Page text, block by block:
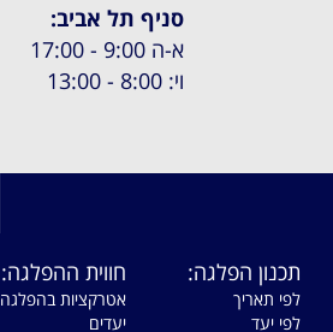
סניף תל אביב:
א-ה 9:00 - 17:00
וי: 8:00 - 13:00
תכנון הפלגה:
לפי תאריך
לפי יעד
חווית ההפלגה:
אטרקציות בהפלגה
יעדים